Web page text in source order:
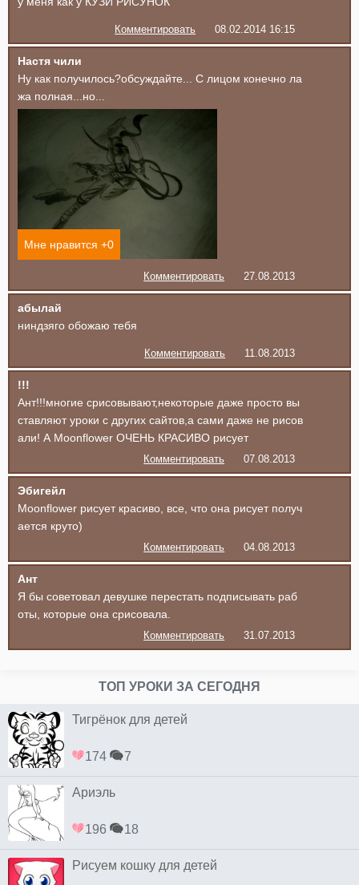
Комментировать 08.02.2014 16:15
Настя чили
Ну как получилось?обсуждайте... С лицом конечно ла
жа полная...но...
Мне нравится +0
Комментировать 27.08.2013
абылай
ниндзяго обожаю тебя
Комментировать 11.08.2013
!!!
Ант!!!многие срисовывают,некоторые даже просто вы
ставляют уроки с других сайтов,а сами даже не рисов
али! А Moonflower ОЧЕНЬ КРАСИВО рисует
Комментировать 07.08.2013
Эбигейл
Moonflower рисует красиво, все, что она рисует получ
ается круто)
Комментировать 04.08.2013
Ант
Я бы советовал девушке перестать подписывать раб
оты, которые она срисовала.
Комментировать 31.07.2013
ТОП УРОКИ ЗА СЕГОДНЯ
Тигрёнок для детей
174 7
Ариэль
196 18
Рисуем кошку для детей